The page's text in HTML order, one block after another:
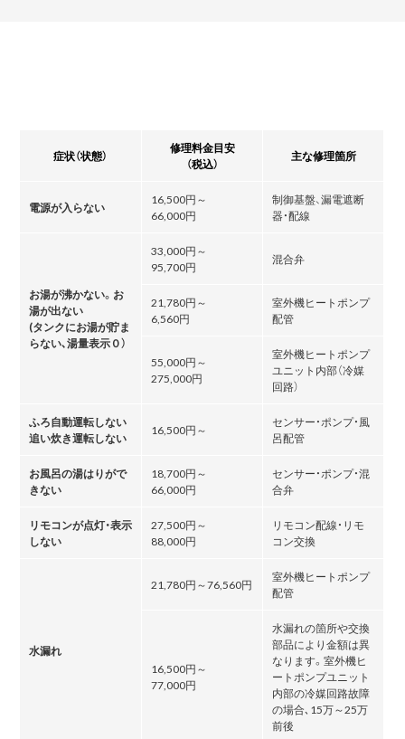
症状（状態）
修理料金目安
（税込）
主な修理箇所
電源が入らない
16,500円～
66,000円
制御基盤、漏電遮断
器・配線
お湯が沸かない。お
湯が出ない
(タンクにお湯が貯ま
らない､湯量表示０）
33,000円～
95,700円
混合弁
21,780円～
6,560円
室外機ヒートポンプ
配管
55,000円～
275,000円
室外機ヒートポンプ
ユニット内部（冷媒
回路）
ふろ自動運転しない
追い炊き運転しない
16,500円～
センサー・ポンプ・風
呂配管
お風呂の湯はりがで
きない
18,700円～
66,000円
センサー・ポンプ・混
合弁
リモコンが点灯・表示
しない
27,500円～
88,000円
リモコン配線・リモ
コン交換
水漏れ
21,780円～76,560円
室外機ヒートポンプ
配管
16,500円～
77,000円
水漏れの箇所や交換
部品により金額は異
なります。室外機ヒ
ートポンプユニット
内部の冷媒回路故障
の場合､15万～25万
前後